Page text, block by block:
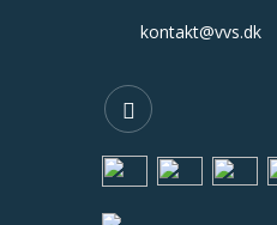
kontakt@vvs.dk